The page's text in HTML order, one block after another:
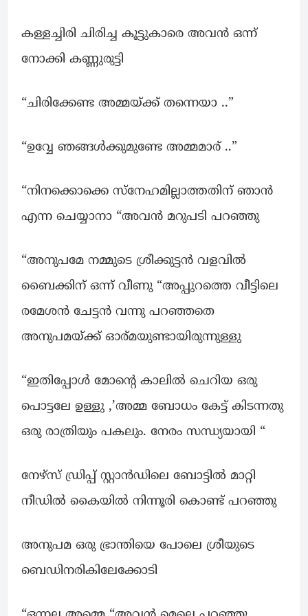
കള്ളച്ചിരി ചിരിച്ച കൂട്ടുകാരെ അവൻ ഒന്ന്
നോക്കി കണ്ണുരുട്ടി
“ചിരിക്കേണ്ട അമ്മയ്ക്ക് തന്നെയാ ..”
“ഉവ്വേ ഞങ്ങൾക്കുമുണ്ടേ അമ്മമാര് ..”
“നിനക്കൊക്കെ സ്നേഹമില്ലാത്തതിന് ഞാൻ
എന്ന ചെയ്യാനാ “അവൻ മറുപടി പറഞ്ഞു
“അനുപമേ നമ്മുടെ ശ്രീക്കുട്ടൻ വളവിൽ
ബൈക്കിന് ഒന്ന് വീണു “അപ്പുറത്തെ വീട്ടിലെ
രമേശൻ ചേട്ടൻ വന്നു പറഞ്ഞതെ
അനുപമയ്‌ക്ക് ഓര്മയുണ്ടായിരുന്നുള്ളു
“ഇതിപ്പോൾ മോന്റെ കാലിൽ ചെറിയ ഒരു
പൊട്ടലേ ഉള്ളു ,’അമ്മ ബോധം കേട്ട് കിടന്നതു
ഒരു രാത്രിയും പകലും. നേരം സന്ധ്യയായി “
നേഴ്സ് ഡ്രിപ്പ് സ്റ്റാൻഡിലെ ബോട്ടിൽ മാറ്റി
നീഡിൽ കൈയിൽ നിന്നൂരി കൊണ്ട് പറഞ്ഞു
അനുപമ ഒരു ഭ്രാന്തിയെ പോലെ ശ്രീയുടെ
ബെഡിനരികിലേക്കോടി